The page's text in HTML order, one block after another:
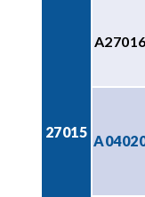
27015